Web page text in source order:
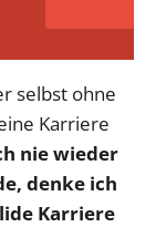
selbst ohne
Karriere
nie wieder
denke ich
Karriere